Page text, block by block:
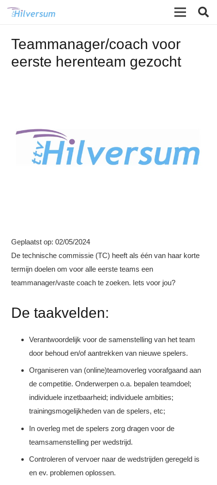
Teammanager/coach voor
eerste herenteam gezocht
Geplaatst op: 02/05/2024
De technische commissie (TC) heeft als één van haar korte
termijn doelen om voor alle eerste teams een
teammanager/vaste coach te zoeken. Iets voor jou?
De taakvelden:
Verantwoordelijk voor de samenstelling van het team
door behoud en/of aantrekken van nieuwe spelers.
Organiseren van (online)teamoverleg voorafgaand aan
de competitie. Onderwerpen o.a. bepalen teamdoel;
individuele inzetbaarheid; individuele ambities;
trainingsmogelijkheden van de spelers, etc;
In overleg met de spelers zorg dragen voor de
teamsamenstelling per wedstrijd.
Controleren of vervoer naar de wedstrijden geregeld is
en ev. problemen oplossen.